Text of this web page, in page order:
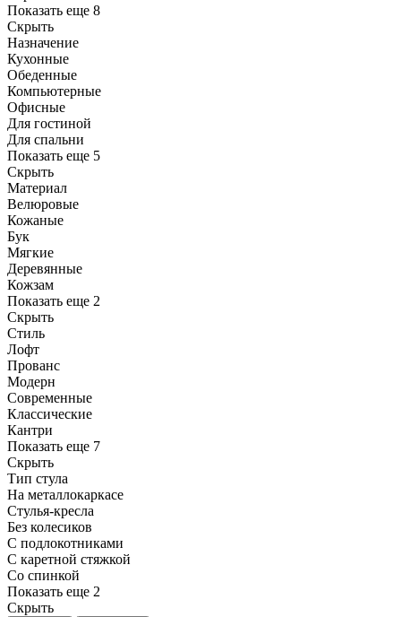
Показать еще 8
Скрыть
Назначение
Кухонные
Обеденные
Компьютерные
Офисные
Для гостиной
Для спальни
Показать еще 5
Скрыть
Материал
Велюровые
Кожаные
Бук
Мягкие
Деревянные
Кожзам
Показать еще 2
Скрыть
Стиль
Лофт
Прованс
Модерн
Современные
Классические
Кантри
Показать еще 7
Скрыть
Тип стула
На металлокаркасе
Стулья-кресла
Без колесиков
С подлокотниками
С каретной стяжкой
Со спинкой
Показать еще 2
Скрыть